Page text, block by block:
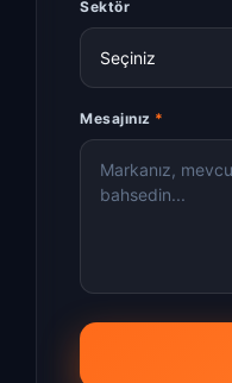
Sektör
Mesajınız *